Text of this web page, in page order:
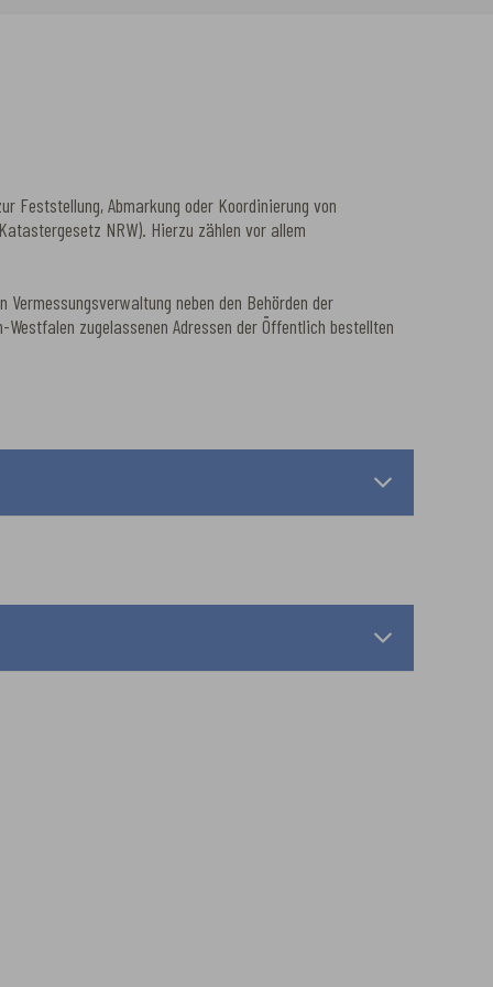
Feststellung, Abmarkung oder Koordinierung von
NRW). Hierzu zählen vor allem
neben den Behörden der
zugelassenen Adressen der Öffentlich bestellten